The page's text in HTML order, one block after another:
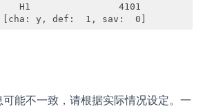
H1                4101
[cha: y, def:  1, sav:  0]
能不一致，请根据实际情况设定。一